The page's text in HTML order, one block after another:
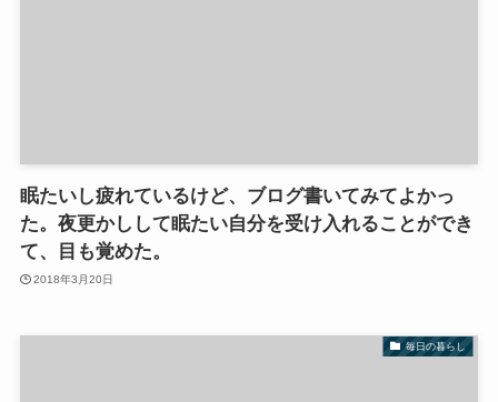
眠たいし疲れているけど、ブログ書いてみてよかっ
た。夜更かしして眠たい自分を受け入れることができ
て、目も覚めた。
2018年3月20日
毎日の暮らし